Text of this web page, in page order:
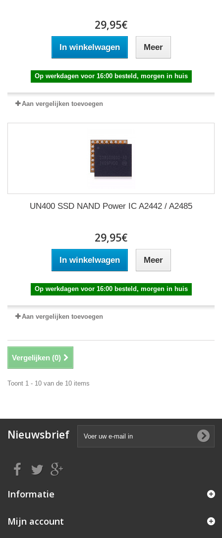
29,95€
In winkelwagen Meer
Op werkdagen voor 16:00 besteld, morgen in huis
Aan vergelijken toevoegen
UN400 SSD NAND Power IC A2442 / A2485
29,95€
In winkelwagen Meer
Op werkdagen voor 16:00 besteld, morgen in huis
Aan vergelijken toevoegen
Vergelijken (0)
Toont 1 - 10 van de 10 items
Nieuwsbrief
Informatie
Mijn account